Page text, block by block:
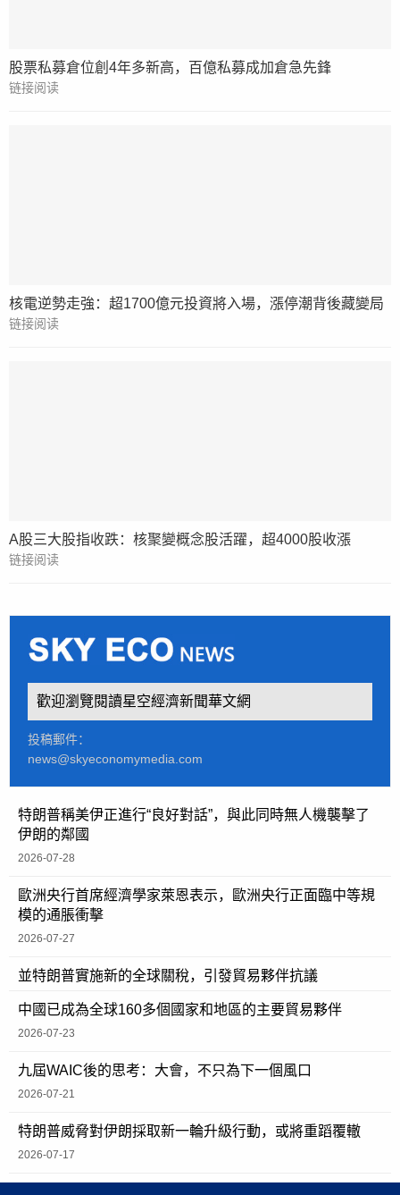
股票私募倉位創4年多新高，百億私募成加倉急先鋒
链接阅读
核電逆勢走強：超1700億元投資將入場，漲停潮背後藏變局
链接阅读
A股三大股指收跌：核聚變概念股活躍，超4000股收漲
链接阅读
歡迎瀏覽閱讀星空經濟新聞華文網
投稿郵件：
news@skyeconomymedia.com
特朗普稱美伊正進行“良好對話”，與此同時無人機襲擊了
伊朗的鄰國
2026-07-28
歐洲央行首席經濟學家萊恩表示，歐洲央行正面臨中等規
模的通脹衝擊
2026-07-27
並特朗普實施新的全球關稅，引發貿易夥伴抗議
中國已成為全球160多個國家和地區的主要貿易夥伴
2026-07-23
九屆WAIC後的思考：大會，不只為下一個風口
2026-07-21
特朗普威脅對伊朗採取新一輪升級行動，或將重蹈覆轍
2026-07-17